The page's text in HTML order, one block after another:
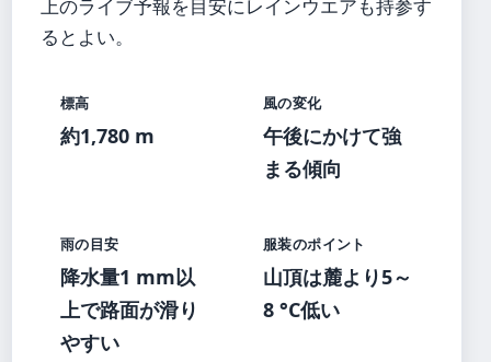
上のライブ予報を目安にレインウエアも持参す
るとよい。
標高
約1,780 m
風の変化
午後にかけて強
まる傾向
雨の目安
降水量1 mm以
上で路面が滑り
やすい
服装のポイント
山頂は麓より5～
8 °C低い